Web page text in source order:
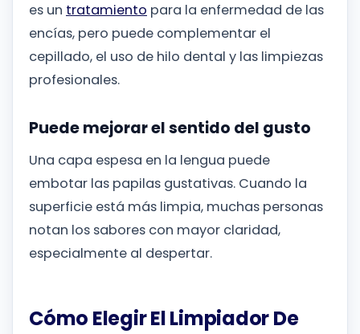
es un tratamiento para la enfermedad de las
encías, pero puede complementar el
cepillado, el uso de hilo dental y las limpiezas
profesionales.
Puede mejorar el sentido del gusto
Una capa espesa en la lengua puede
embotar las papilas gustativas. Cuando la
superficie está más limpia, muchas personas
notan los sabores con mayor claridad,
especialmente al despertar.
Cómo Elegir El Limpiador De